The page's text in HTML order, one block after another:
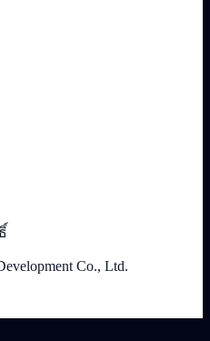
Co., Ltd.